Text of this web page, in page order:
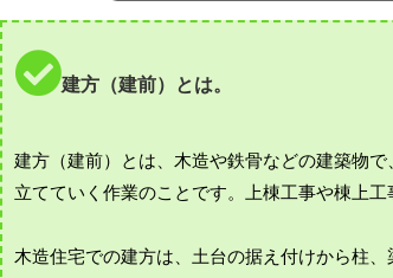
建方（建前）とは。
建方（建前）とは、木造や鉄骨などの建築物
立てていく作業のことです。上棟工事や棟上工
木造住宅での建方は、土台の据え付けから柱